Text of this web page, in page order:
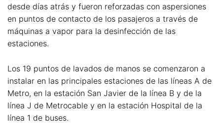
desde días atrás y fueron reforzadas con aspersiones
en puntos de contacto de los pasajeros a través de
máquinas a vapor para la desinfección de las
estaciones.
Los 19 puntos de lavados de manos se comenzaron a
instalar en las principales estaciones de las líneas A de
Metro, en la estación San Javier de la línea B y de la
línea J de Metrocable y en la estación Hospital de la
línea 1 de buses.